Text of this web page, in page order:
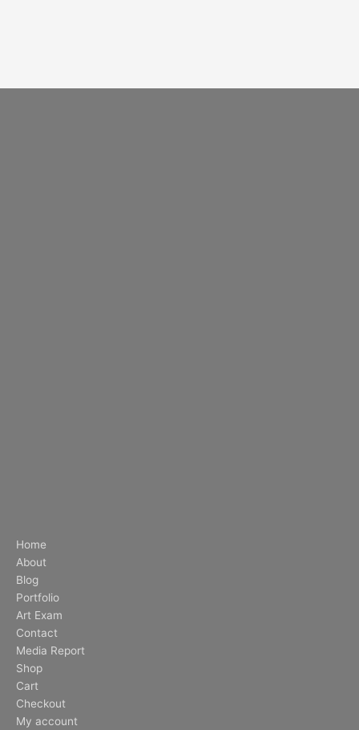
Home
About
Blog
Portfolio
Art Exam
Contact
Media Report
Shop
Cart
Checkout
My account